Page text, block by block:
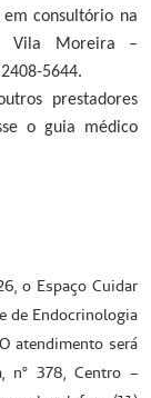
consultório na
Vila Moreira –
5644.
prestadores
o guia médico
o Espaço Cuidar
de Endocrinologia
atendimento será
nº 378, Centro –